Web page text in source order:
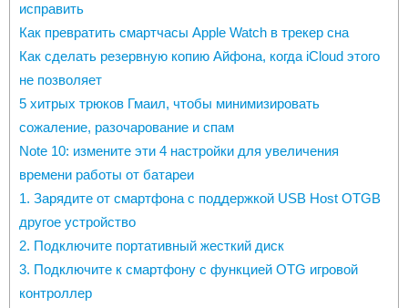
исправить
Как превратить смартчасы Apple Watch в трекер сна
Как сделать резервную копию Айфона, когда iCloud этого
не позволяет
5 хитрых трюков Гмаил, чтобы минимизировать
сожаление, разочарование и спам
Note 10: измените эти 4 настройки для увеличения
времени работы от батареи
1. Зарядите от смартфона с поддержкой USB Host OTGВ
другое устройство
2. Подключите портативный жесткий диск
3. Подключите к смартфону с функцией OTG игровой
контроллер